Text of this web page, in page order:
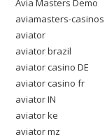
Avia Masters Demo
aviamasters-casinos
aviator
aviator brazil
aviator casino DE
aviator casino fr
aviator IN
aviator ke
aviator mz